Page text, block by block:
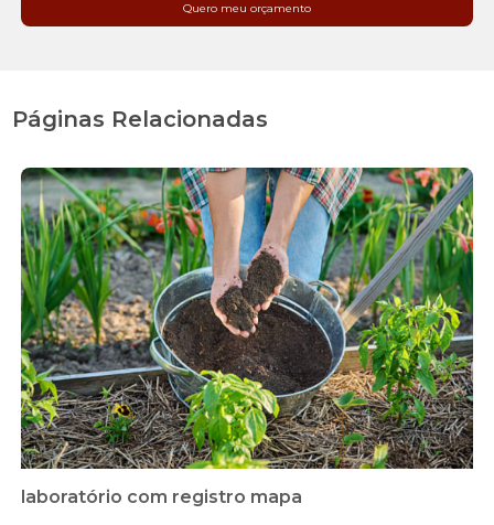
Quero meu orçamento
Páginas Relacionadas
laboratório com registro mapa